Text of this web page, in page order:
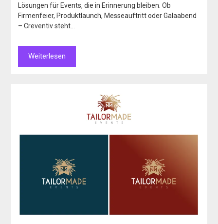
Lösungen für Events, die in Erinnerung bleiben. Ob
Firmenfeier, Produktlaunch, Messeauftritt oder Galaabend
– Creventiv steht…
Weiterlesen